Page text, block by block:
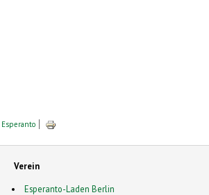
Esperanto
Verein
Esperanto-Laden Berlin